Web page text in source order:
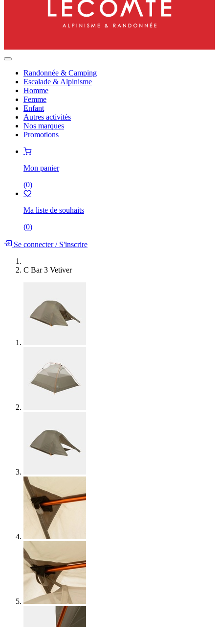
Randonnée & Camping
Escalade & Alpinisme
Homme
Femme
Enfant
Autres activités
Nos marques
Promotions
Mon panier
(0)
Ma liste de souhaits
(0)
Se connecter/S'inscrire
C Bar 3 Vetiver